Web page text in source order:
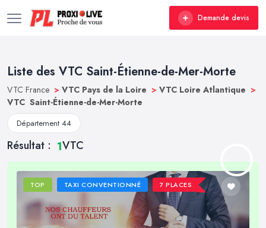
Demande devis
Liste des VTC Saint-Étienne-de-Mer-Morte
VTC France > VTC Pays de la Loire > VTC Loire Atlantique >
VTC Saint-Étienne-de-Mer-Morte
Département 44
Résultat : 1VTC
TOP TAXI CONVENTIONNÉ 7 PLACES